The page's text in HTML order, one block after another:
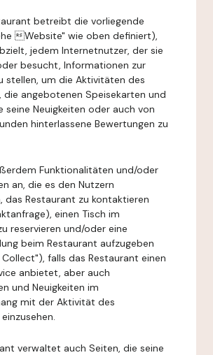
betreibt die vorliegende
Website" wie oben definiert),
jedem Internetnutzer, der sie
besucht, Informationen zur
stellen, um die Aktivitäten des
die angebotenen Speisekarten und
seine Neuigkeiten oder auch von
hinterlassene Bewertungen zu
Funktionalitäten und/oder
an, die es den Nutzern
das Restaurant zu kontaktieren
einen Tisch im
reservieren und/oder eine
beim Restaurant aufzugeben
falls das Restaurant einen
anbietet, aber auch
und Neuigkeiten im
mit der Aktivität des
verwaltet auch Seiten, die seine